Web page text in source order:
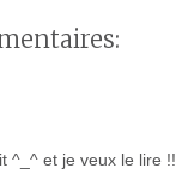
^_^ et je veux le lire !!